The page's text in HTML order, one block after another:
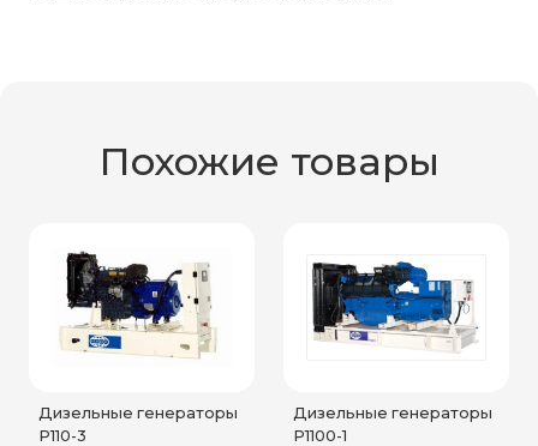
Похожие товары
Дизельные генераторы
P110-3
Дизельные генераторы
P1100-1